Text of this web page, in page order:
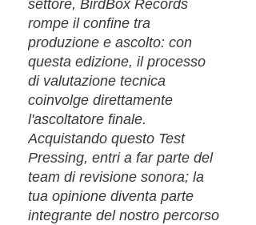
settore, BirdBox Records
rompe il confine tra
produzione e ascolto: con
questa edizione, il processo
di valutazione tecnica
coinvolge direttamente
l'ascoltatore finale.
Acquistando questo Test
Pressing, entri a far parte del
team di revisione sonora; la
tua opinione diventa parte
integrante del nostro percorso